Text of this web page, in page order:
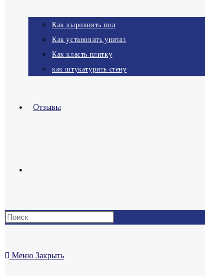
Как выровнять пол
Как установить унитаз
Как класть плитку
как штукатурить стену
Отзывы
Меню Закрыть